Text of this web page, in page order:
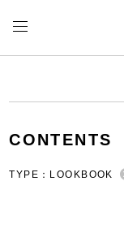
CONTENTS
TYPE：LOOKBOOK